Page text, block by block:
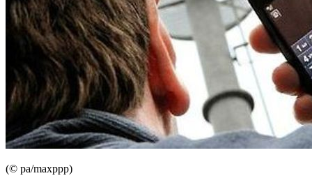
(© pa/maxppp)